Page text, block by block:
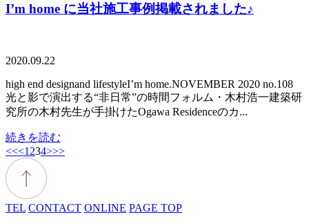
I’m home に当社施工事例掲載されました♪
2020.09.22
high end designand lifestyleI’m home.NOVEMBER 2020 no.108
光と影で演出する“非日常”の時間フォルム・木村浩一建築研
究所の木村先生が手掛けたOgawa Residenceのカ...
続きを読む
<<<1 234>>>
TEL CONTACT ONLINE PAGE TOP